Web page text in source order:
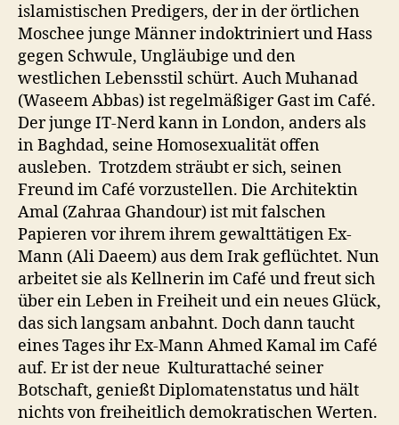
islamistischen Predigers, der in der örtlichen
Moschee junge Männer indoktriniert und Hass
gegen Schwule, Ungläubige und den
westlichen Lebensstil schürt. Auch Muhanad
(Waseem Abbas) ist regelmäßiger Gast im Café.
Der junge IT-Nerd kann in London, anders als
in Baghdad, seine Homosexualität offen
ausleben. Trotzdem sträubt er sich, seinen
Freund im Café vorzustellen. Die Architektin
Amal (Zahraa Ghandour) ist mit falschen
Papieren vor ihrem ihrem gewalttätigen Ex-
Mann (Ali Daeem) aus dem Irak geflüchtet. Nun
arbeitet sie als Kellnerin im Café und freut sich
über ein Leben in Freiheit und ein neues Glück,
das sich langsam anbahnt. Doch dann taucht
eines Tages ihr Ex-Mann Ahmed Kamal im Café
auf. Er ist der neue Kulturattaché seiner
Botschaft, genießt Diplomatenstatus und hält
nichts von freiheitlich demokratischen Werten.